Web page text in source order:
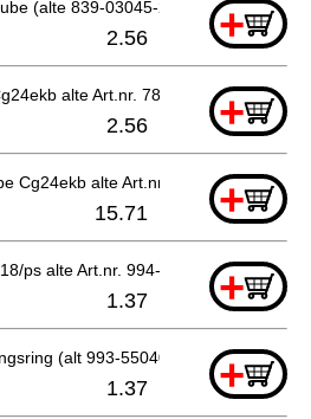
(alte 839-03045-20) +
2.56
alte Art.nr. 785-03045-20 Fo
+
2.56
Cg24ekb alte Art.nr. 798-0651h-90
+
15.71
ps alte Art.nr. 994-15040-182 Since
+
1.37
(alt 993-55040-001) +
1.37